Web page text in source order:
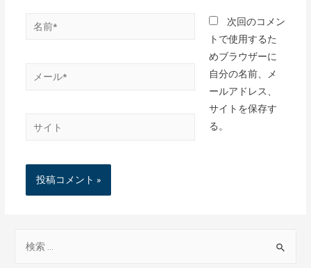
次回のコメン
トで使用するた
めブラウザーに
自分の名前、メ
ールアドレス、
サイトを保存す
る。